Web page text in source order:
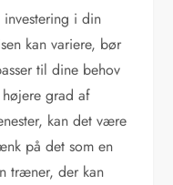
i din
kan variere, bør
til dine behov
grad af
kan det være
på det som en
træner, der kan